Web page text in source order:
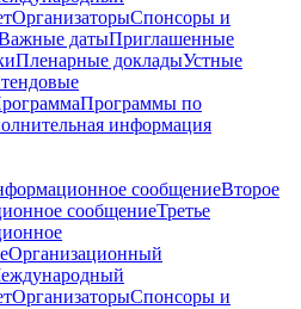
ОрганизаторыСпонсоры и
датыПриглашенные
Пленарные докладыУстные
Программы по
информация
сообщениеВторое
сообщениеТретье
Организационный
ОрганизаторыСпонсоры и